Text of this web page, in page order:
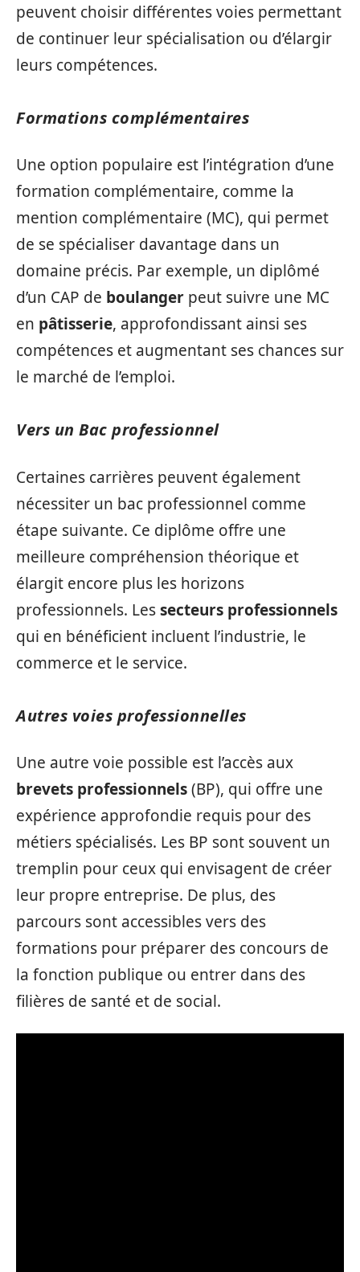
peuvent choisir différentes voies permettant
de continuer leur spécialisation ou d’élargir
leurs compétences.
Formations complémentaires
Une option populaire est l’intégration d’une
formation complémentaire, comme la
mention complémentaire (MC), qui permet
de se spécialiser davantage dans un
domaine précis. Par exemple, un diplômé
d’un CAP de boulanger peut suivre une MC
en pâtisserie, approfondissant ainsi ses
compétences et augmentant ses chances sur
le marché de l’emploi.
Vers un Bac professionnel
Certaines carrières peuvent également
nécessiter un bac professionnel comme
étape suivante. Ce diplôme offre une
meilleure compréhension théorique et
élargit encore plus les horizons
professionnels. Lessecteurs professionnels
qui en bénéficient incluent l’industrie, le
commerce et le service.
Autres voies professionnelles
Une autre voie possible est l’accès aux
brevets professionnels(BP), qui offre une
expérience approfondie requis pour des
métiers spécialisés. Les BP sont souvent un
tremplin pour ceux qui envisagent de créer
leur propre entreprise. De plus, des
parcours sont accessibles vers des
formations pour préparer des concours de
la fonction publique ou entrer dans des
filières de santé et de social.